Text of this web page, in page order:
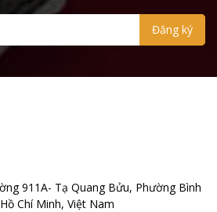
911A- Tạ Quang Bửu, Phường Bình
Chí Minh, Việt Nam